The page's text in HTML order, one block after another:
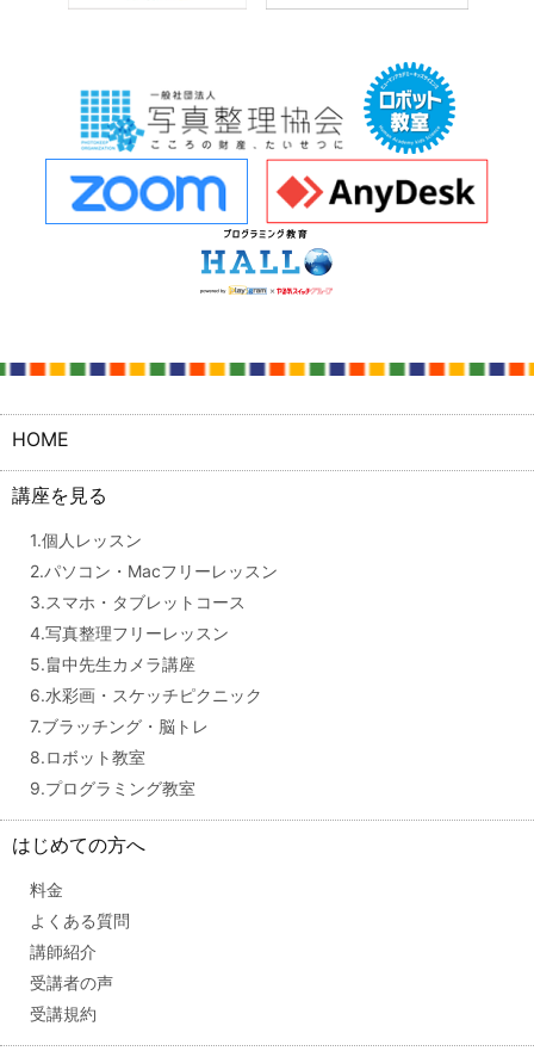
HOME
講座を見る
1.個人レッスン
2.パソコン・Macフリーレッスン
3.スマホ・タブレットコース
4.写真整理フリーレッスン
5.畠中先生カメラ講座
6.水彩画・スケッチピクニック
7.ブラッチング・脳トレ
8.ロボット教室
9.プログラミング教室
はじめての方へ
料金
よくある質問
講師紹介
受講者の声
受講規約